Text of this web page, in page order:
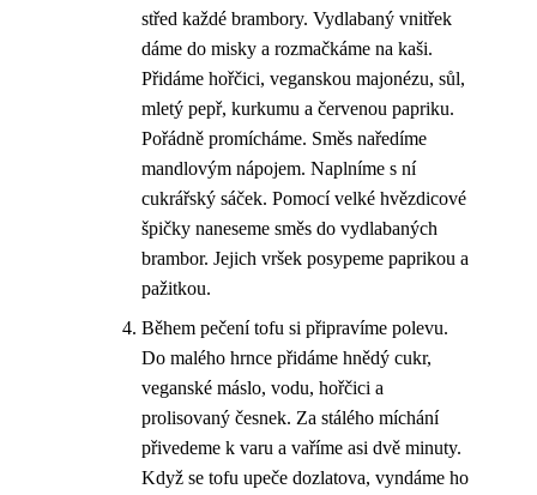
střed každé brambory. Vydlabaný vnitřek
dáme do misky a rozmačkáme na kaši.
Přidáme hořčici, veganskou majonézu, sůl,
mletý pepř, kurkumu a červenou papriku.
Pořádně promícháme. Směs naředíme
mandlovým nápojem. Naplníme s ní
cukrářský sáček. Pomocí velké hvězdicové
špičky naneseme směs do vydlabaných
brambor. Jejich vršek posypeme paprikou a
pažitkou.
Během pečení tofu si připravíme polevu.
Do malého hrnce přidáme hnědý cukr,
veganské máslo, vodu, hořčici a
prolisovaný česnek. Za stálého míchání
přivedeme k varu a vaříme asi dvě minuty.
Když se tofu upeče dozlatova, vyndáme ho